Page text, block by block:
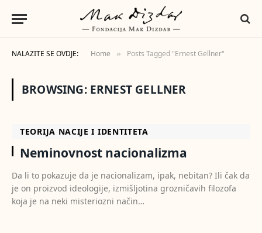
NALAZITE SE OVDJE: Home » Posts Tagged "Ernest Gellner"
BROWSING: ERNEST GELLNER
TEORIJA NACIJE I IDENTITETA
Neminovnost nacionalizma
Da li to pokazuje da je nacionalizam, ipak, nebitan? Ili čak da
je on proizvod ideologije, izmišljotina grozničavih filozofa
koja je na neki misteriozni način…